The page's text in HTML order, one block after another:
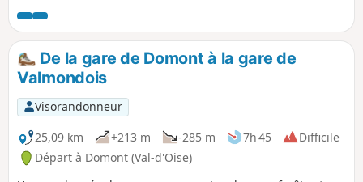
crochet par le centre historique de Senlis, et, en option, un
moment de recueillement devant la stèle à la mémoire des
victimes du crash aérien de mars 1974. L'itinéraire suit, de
plus ou moins loin, la rivière Nonette qui sera franchie à
plusieurs reprises. Le parcours de l'étape, quasi-
intégralement, en forêt, et avec peu de dénivelé, en fait une
randonnée très agréable, et les traversées de Chantilly et
de Senlis y rajoutent une riche touche patrimoniale. Cette
étape nécessite une nuit sur place afin de s'éviter des
manœuvres de voitures laborieuses. Elle est donc la
De la gare de Domont à la gare de
Valmondois
Visorandonneur
25,09 km
+213 m -285 m 7h 45
Difficile
Départ à Domont (Val-d'Oise)